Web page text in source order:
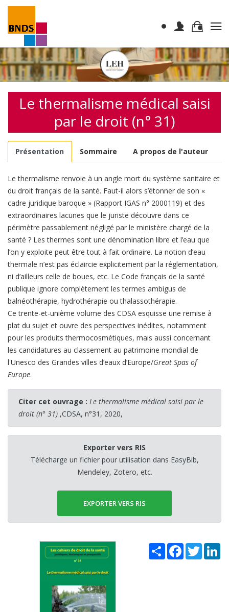
Le thermalisme médical saisi
par le droit (n° 31)
Présentation Sommaire A propos de l'auteur
Le thermalisme renvoie à un angle mort du système sanitaire et
du droit français de la santé. Faut-il alors s’étonner de son «
cadre juridique baroque » (Rapport IGAS n° 2000119) et des
extraordinaires lacunes que le juriste découvre dans ce
périmètre passablement négligé par le ministère chargé de la
santé ? Les thermes sont une dénomination libre et l’eau que
l’on y exploite peut être tout à fait ordinaire. La notion d’eau
thermale n’est pas éclaircie explicitement par la réglementation,
ni d’ailleurs celle de boues, etc. Le Code français de la santé
publique ignore complètement les termes ambigus de
balnéothérapie, hydrothérapie ou thalassothérapie.
Ce trente-et-unième volume des CDSA esquisse une remise à
plat du sujet et ouvre des perspectives inédites, notamment
pour les produits thermocosmétiques, mais aussi concernant
les candidatures au classement au patrimoine mondial de
l'Unesco des Grandes villes d’eaux d’Europe/Great Spas of
Europe.
Citer cet ouvrage : Le thermalisme médical saisi par le
droit (n° 31) ,CDSA, n°31, 2020,
Exporter vers RIS
Télécharge un fichier pour utilisation dans EasyBib,
Mendeley, Zotero, etc.
EXPORTER VERS RIS
Share Facebook
Twitter